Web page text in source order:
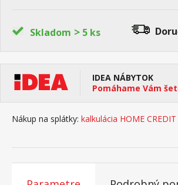
Skladom > 5 ks
IDEA NÁBYTOK
Pomáhame Vám
Nákup na splátky: kalkulácia HOME CREDIT